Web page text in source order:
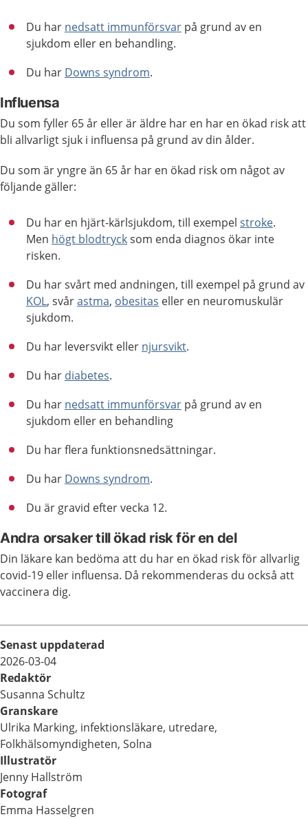
Du har nedsatt immunförsvar på grund av en
sjukdom eller en behandling.
Du har Downs syndrom.
Influensa
Du som fyller 65 år eller är äldre har en har en ökad risk att
bli allvarligt sjuk i influensa på grund av din ålder.
Du som är yngre än 65 år har en ökad risk om något av
följande gäller:
Du har en hjärt-kärlsjukdom, till exempel stroke.
Men högt blodtrycksom enda diagnos ökar inte
risken.
Du har svårt med andningen, till exempel på grund av
KOL, svårastma, obesitas eller en neuromuskulär
sjukdom.
Du har leversvikt eller njursvikt.
Du har diabetes.
Du har nedsatt immunförsvar på grund av en
sjukdom eller en behandling
Du har flera funktionsnedsättningar.
Du har Downs syndrom.
Du är gravid efter vecka 12.
Andra orsaker till ökad risk för en del
Din läkare kan bedöma att du har en ökad risk för allvarlig
covid-19 eller influensa. Då rekommenderas du också att
vaccinera dig.
Senast uppdaterad
2026-03-04
Redaktör
Susanna Schultz
Granskare
Ulrika Marking, infektionsläkare, utredare,
Folkhälsomyndigheten, Solna
Illustratör
Jenny Hallström
Fotograf
Emma Hasselgren